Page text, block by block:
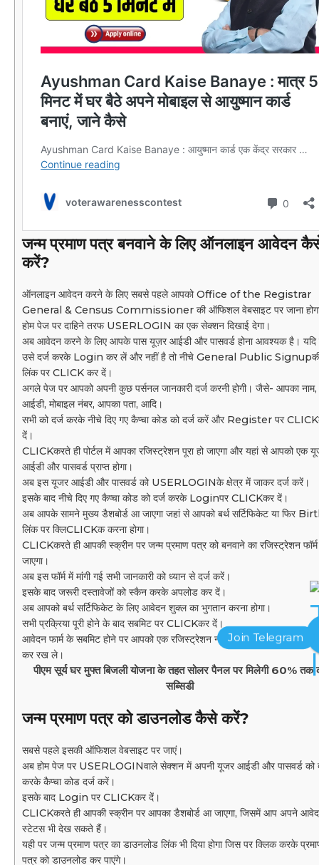
जन्म प्रमाण पत्र बनवाने के लिए ऑनलाइन आवेदन
करें?
ऑनलाइन आवेदन करने के लिए सबसे पहले आपको Office of the Registrar
General & Census Commissioner की ऑफिशल वेबसाइट पर जाना
होम पेज पर दाहिने तरफ USERLOGIN का एक सेक्शन दिखाई देगा।
अब आवेदन करने के लिए आपके पास यूज़र आईडी और पासवर्ड होना आवश्यक है। यदि
उसे दर्ज करके Login कर लें और नहीं है तो नीचे General Public
लिंक पर CLICK कर दें।
अगले पेज पर आपको अपनी कुछ पर्सनल जानकारी दर्ज करनी होगी। जैसे- आपका
आईडी, मोबाइल नंबर, आपका पता, आदि।
सभी को दर्ज करके नीचे दिए गए कैप्चा कोड को दर्ज करें और Register पर
दें।
CLICKकरते ही पोर्टल में आपका रजिस्ट्रेशन पूरा हो जाएगा और यहां से आपको एक
आईडी और पासवर्ड प्राप्त होगा।
अब इस यूजर आईडी और पासवर्ड को USERLOGINके क्षेत्र में जाकर दर्ज करें।
इसके बाद नीचे दिए गए कैप्चा कोड को दर्ज करके Loginपर CLICKकर दें।
अब आपके सामने मुख्य डैशबोर्ड आ जाएगा जहां से आपको बर्थ सर्टिफिकेट या फिर
लिंक पर क्लिCLICKक करना होगा।
CLICKकरते ही आपकी स्क्रीन पर जन्म प्रमाण पत्र को बनवाने का रजिस्ट्रेशन
जाएगा।
अब इस फॉर्म में मांगी गई सभी जानकारी को ध्यान से दर्ज करें।
इसके बाद जरूरी दस्तावेजों को स्कैन करके अपलोड कर दें।
अब आपको बर्थ सर्टिफिकेट के लिए आवेदन शुक्ल का भुगतान करना होगा।
सभी प्रक्रिया पूरी होने के बाद सबमिट पर CLICKकर दें।
आवेदन फार्म के सबमिट होने पर आपको एक रजिस्ट्रेशन नंबर प्राप्त हो जाएगा जिसे
कर रख ले।
पीएम सूर्य घर मुफ्त बिजली योजना के तहत सोलर पैनल पर मिलेगी 60% तक
सब्सिडी
जन्म प्रमाण पत्र को डाउनलोड कैसे करें?
सबसे पहले इसकी ऑफिशल वेबसाइट पर जाएं।
अब होम पेज पर USERLOGINवाले सेक्शन में अपनी यूजर आईडी और पासवर्ड को
करके कैप्चा कोड दर्ज करें।
इसके बाद Login पर CLICKकर दें।
CLICKकरते ही आपकी स्क्रीन पर आपका डैशबोर्ड आ जाएगा, जिसमें आप अपने
स्टेटस भी देख सकते हैं।
यही पर जन्म प्रमाण पत्र का डाउनलोड लिंक भी दिया होगा जिस पर क्लिक करके
पत्र को डाउनलोड कर पाएंगे।